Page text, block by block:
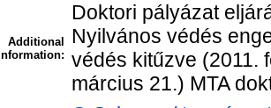
Additional
Information:
Doktori pályázat
Nyilvános védés
védés kitűzve (2011.
március 21.) MTA